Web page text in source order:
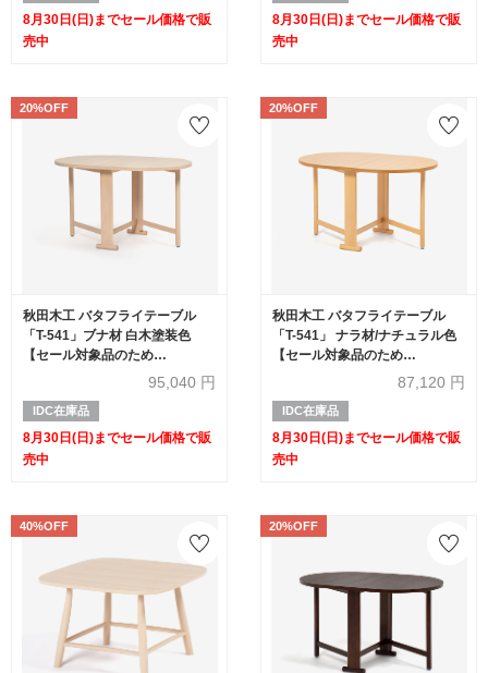
8月30日(日)までセール価格で販
売中
8月30日(日)までセール価格で販
売中
20%OFF
秋田木工 バタフライテーブル
「T-541」ブナ材 白木塗装色
【セール対象品のため
95,040 円
IDC在庫品
8月30日(日)までセール価格で販
売中
20%OFF
秋田木工 バタフライテーブル
「T-541」 ナラ材/ナチュラル色
【セール対象品のため
87,120 円
IDC在庫品
8月30日(日)までセール価格で販
売中
40%OFF 20%OFF